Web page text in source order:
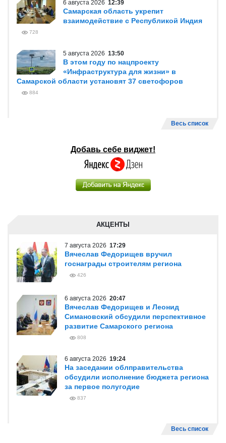
6 августа 2026 12:39
Самарская область укрепит
взаимодействие с Республикой Индия
728
5 августа 2026 13:50
В этом году по нацпроекту
«Инфраструктура для жизни» в
Самарской области установят 37 светофоров
884
Весь список
Добавь себе виджет!
АКЦЕНТЫ
7 августа 2026 17:29
Вячеслав Федорищев вручил
госнаграды строителям региона
426
6 августа 2026 20:47
Вячеслав Федорищев и Леонид
Симановский обсудили перспективное
развитие Самарского региона
808
6 августа 2026 19:24
На заседании облправительства
обсудили исполнение бюджета региона
за первое полугодие
837
Весь список